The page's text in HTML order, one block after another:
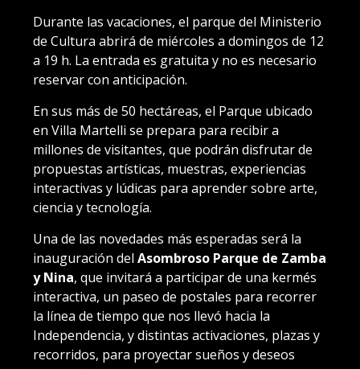
Durante las vacaciones, el parque del Ministerio
de Cultura abrirá de miércoles a domingos de 12
a 19 h. La entrada es gratuita y no es necesario
reservar con anticipación.
En sus más de 50 hectáreas, el Parque ubicado
en Villa Martelli se prepara para recibir a
millones de visitantes, que podrán disfrutar de
propuestas artísticas, muestras, experiencias
interactivas y lúdicas para aprender sobre arte,
ciencia y tecnología.
Una de las novedades más esperadas será la
inauguración del Asombroso Parque de Zamba
y Nina, que invitará a participar de una kermés
interactiva, un paseo de postales para recorrer
la línea de tiempo que nos llevó hacia la
Independencia, y distintas activaciones, plazas y
recorridos, para proyectar sueños y deseos